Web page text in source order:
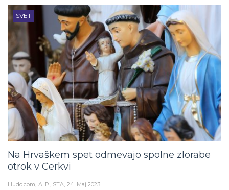
SVET
Na Hrvaškem spet odmevajo spolne zlorabe
otrok v Cerkvi
Hudo.com A. P., STA 24. Maj 2023